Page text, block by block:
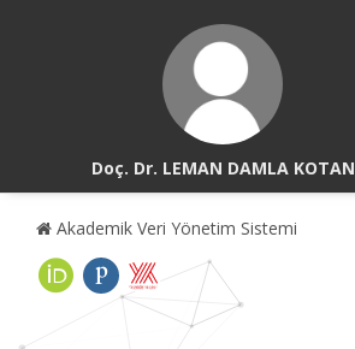
Doç. Dr. LEMAN DAMLA KOTAN
Akademik Veri Yönetim Sistemi